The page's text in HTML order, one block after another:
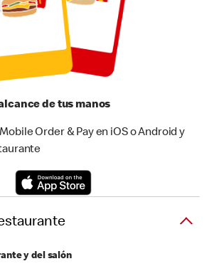
de tus manos
Order & Pay en iOS o Android y
y del salón